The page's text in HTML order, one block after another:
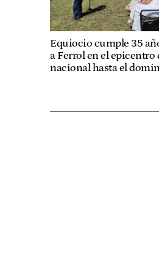
Equiocio cumple 35
a Ferrol en el epicentro
nacional hasta el